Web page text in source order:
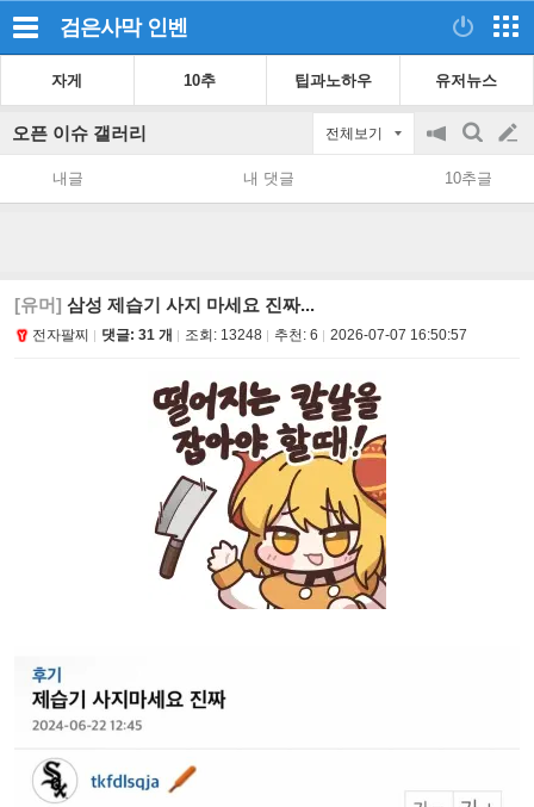
검은사막 인벤
자게 10추 팁과노하우 유저뉴스
오픈 이슈 갤러리 전체보기
공
지
on/off
검
색
글
쓰
내글 내 댓글 10추글
[유머] 삼성 제습기 사지 마세요 진짜...
전자팔찌 댓글: 31 개 조회: 13248 추천: 6 2026-07-07 16:50:57